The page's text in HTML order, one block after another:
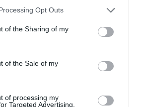
Opt Outs
of the Sharing of my
of the Sale of my
of processing my
Targeted Advertising.
warto wziąć pod uwagę
spędzony w tym regionie.
jest stosunkowo prosty.
lotnisko, a także
drogowe, co ułatwia dotarcie z
większych miast